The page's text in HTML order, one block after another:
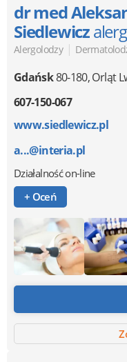
dr med
Siedlewicz
Alergolodzy |
Gdańsk80-180,Orląt
607-150-067
www.siedlewicz.pl
a...@interia.pl
Działalność on-line
+ Oceń